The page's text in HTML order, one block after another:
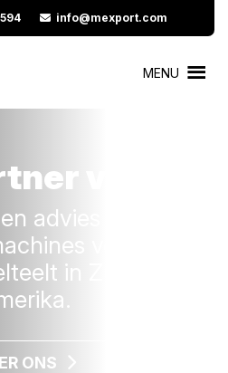
info@mexport.com
MENU
voor
advies van
voor de
in Zuid-
ONS